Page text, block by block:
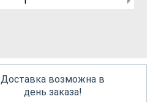
Доставка возможна в
день заказа!